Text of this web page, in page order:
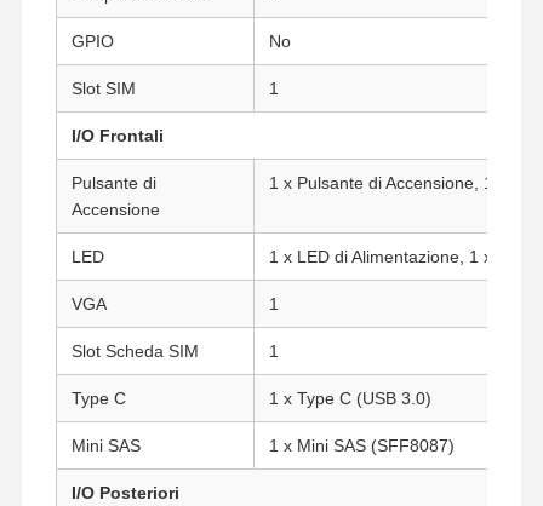
Casa
Controllo Di
Ora
GPIO No
Slot SIM 1
I/O Frontali
Pulsante di
Accensione
1 x Pulsante di Accensione, 1 x
LED 1 x LED di Alimentazione, 1 x LED
VGA 1
Slot Scheda SIM 1
Type C 1 x Type C (USB 3.0)
Mini SAS 1 x Mini SAS (SFF8087)
I/O Posteriori